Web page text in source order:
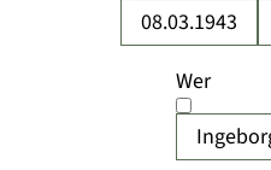
08.03.1943
Wer